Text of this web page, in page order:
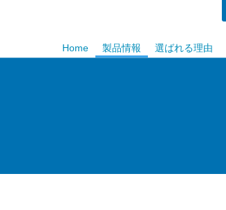
Home 製品情報 選ばれる理由